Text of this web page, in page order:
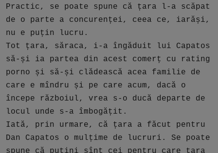
Practic, se poate spune că țara l-a scăpat
de o parte a concurenței, ceea ce, iarăși,
nu e puțin lucru.
Tot țara, săraca, i-a îngăduit lui Capatos
să-și ia partea din acest comerț cu rating
porno și să-și clădească acea familie de
care e mîndru și pe care acum, dacă o
începe războiul, vrea s-o ducă departe de
locul unde s-a îmbogățit.
Iată, prin urmare, că țara a făcut pentru
Dan Capatos o mulțime de lucruri. Se poate
spune că puțini sînt cei pentru care țara